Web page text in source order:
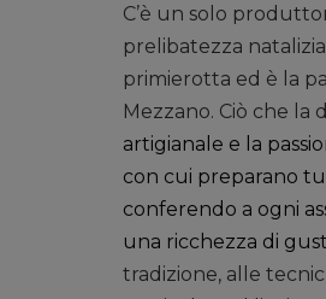
C’è un solo
prelibatezza
primierotta ed è la
Mezzano. Ciò che la
artigianale e la
con cui preparano
conferendo a ogni
una ricchezza di
tradizione, alle